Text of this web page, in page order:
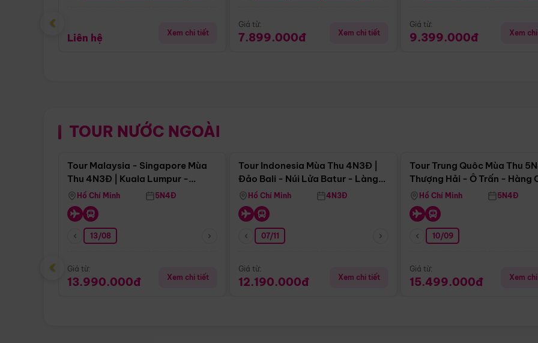
Liên hệ Xem chi tiết
Giá từ:
7.899.000đ Xem chi tiết
Giá từ:
9.399.000đ Xem
‹
TOUR NƯỚC NGOÀI
Điểm nổi bật
Tour Malaysia - Singapore Mùa
Thu 4N3Đ | Kuala Lumpur -
Malacca - Johor Baru -
Singapore
Hồ Chí Minh 5N4Đ
13/08
Giá từ:
13.990.000đ Xem chi tiết
Tour Indonesia Mùa Thu 4N3Đ |
Đảo Bali - Núi Lửa Batur - Làng
Penglipuran
Hồ Chí Minh 4N3Đ
07/11
Giá từ:
12.190.000đ Xem chi tiết
Tour Trung Quôc Mùa Thu
Thượng Hải - Ô Trấn - Hàng
(Tour Không Shopping)
Hồ Chí Minh 5N4Đ
10/09
Giá từ:
15.499.000đ Xem
‹